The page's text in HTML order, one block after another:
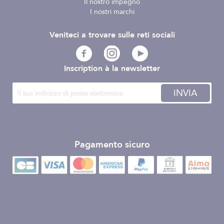
I nostri marchi
Inscription à la newsletter
INVIA
Pagamento sicuro
Veniteci a trovare sulle reti sociali